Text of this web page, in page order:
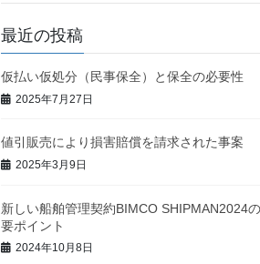
最近の投稿
仮払い仮処分（民事保全）と保全の必要性
2025年7月27日
値引販売により損害賠償を請求された事案
2025年3月9日
新しい船舶管理契約BIMCO SHIPMAN2024
要ポイント
2024年10月8日